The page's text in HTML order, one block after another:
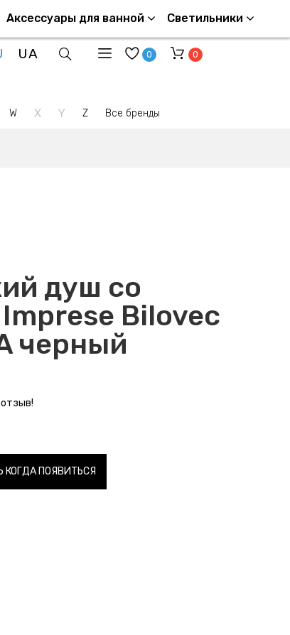
UA 0 0
Аксессуары для ванной Светильники
W X Y Z Все бренды
душ со
Bilovec
черный
ПОЯВИТЬСЯ